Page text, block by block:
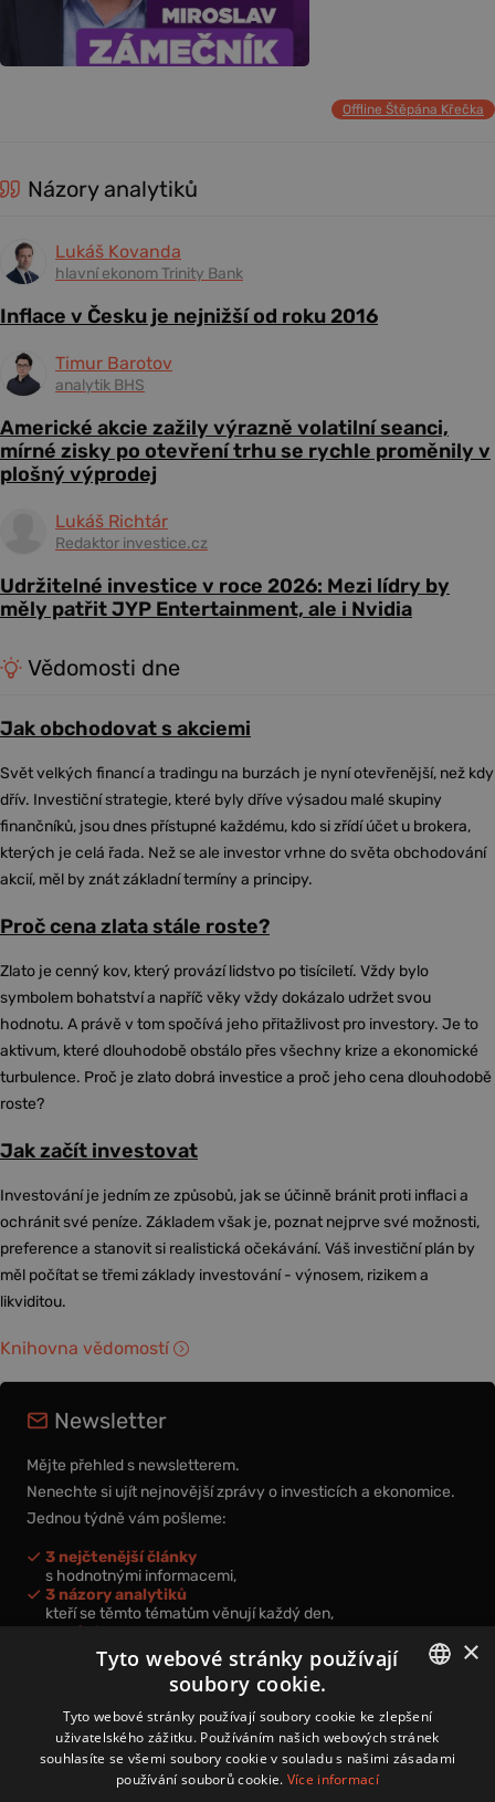
Offline Štěpána Křečka
Názory analytiků
Lukáš Kovanda
hlavní ekonom Trinity Bank
Inflace v Česku je nejnižší od roku 2016
Timur Barotov
analytik BHS
Americké akcie zažily výrazně volatilní seanci,
mírné zisky po otevření trhu se rychle proměnily v
plošný výprodej
Lukáš Richtár
Redaktor investice.cz
Udržitelné investice v roce 2026: Mezi lídry by
měly patřit JYP Entertainment, ale i Nvidia
Vědomosti dne
Jak obchodovat s akciemi
Svět velkých financí a tradingu na burzách je nyní otevřenější, než kdy
dřív. Investiční strategie, které byly dříve výsadou malé skupiny
finančníků, jsou dnes přístupné každému, kdo si zřídí účet u brokera,
kterých je celá řada. Než se ale investor vrhne do světa obchodování
akcií, měl by znát základní termíny a principy.
Proč cena zlata stále roste?
Zlato je cenný kov, který provází lidstvo po tisíciletí. Vždy bylo
symbolem bohatství a napříč věky vždy dokázalo udržet svou
hodnotu. A právě v tom spočívá jeho přitažlivost pro investory. Je to
aktivum, které dlouhodobě obstálo přes všechny krize a ekonomické
turbulence. Proč je zlato dobrá investice a proč jeho cena dlouhodobě
roste?
Jak začít investovat
Investování je jedním ze způsobů, jak se účinně bránit proti inflaci a
ochránit své peníze. Základem však je, poznat nejprve své možnosti,
preference a stanovit si realistická očekávání. Váš investiční plán by
měl počítat se třemi základy investování - výnosem, rizikem a
likviditou.
Knihovna vědomostí
Newsletter
Mějte přehled s newsletterem.
Nenechte si ujít nejnovější zprávy o investicích a ekonomice.
Jednou týdně vám pošleme:
3 nejčtenější články
s hodnotnými informacemi,
3 názory analytiků
kteří se těmto tématům věnují každý den,
nová videa a podcasty
k prohloubení vašich znalostí.
Přihlášením k newsletteru vyjadřujete svůj souhlas spodmínkami
zpracování osobních údajů.
CZECH
×
Tyto webové stránky používají
soubory cookie.
Tyto webové stránky používají soubory cookie ke zlepšení
uživatelského zážitku. Používáním našich webových stránek
souhlasíte se všemi soubory cookie v souladu s našimi zásadami
používání souborů cookie. Více informací